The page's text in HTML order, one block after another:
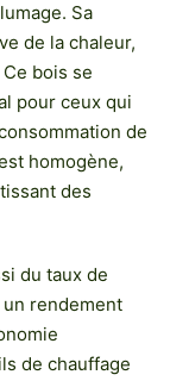
Sa
de la chaleur,
bois se
pour ceux qui
de
homogène,
des
du taux de
rendement
de chauffage